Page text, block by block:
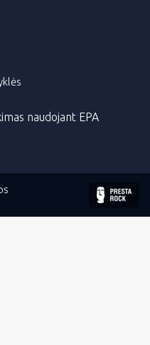
naudojant EPA